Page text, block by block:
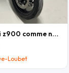
Kawasaki z900 comme neuve
Loubet